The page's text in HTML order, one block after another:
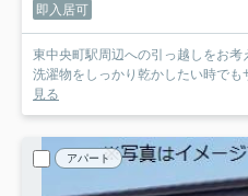
即入居可
東中央町駅周辺への引っ越しをお
洗濯物をしっかり乾かしたい時でも
見る
アパート